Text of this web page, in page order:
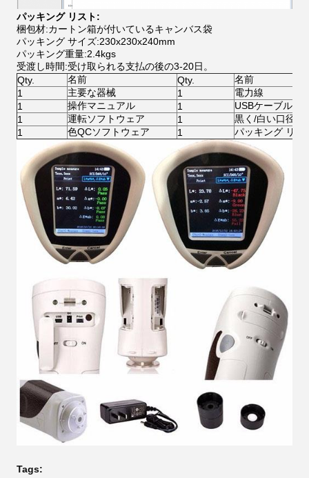
パッキング リスト:
梱包材:カートン箱が付いているキャンバス袋
パッキング サイズ:230x230x240mm
パッキング重量:2.4kgs
受渡し時間:受け取られる支払の後の3-20日。
Qty.
名前 Qty.
名前
1
主要な器械 1
電力線
1
操作マニュアル 1
USBケーブル
1
運転ソフトウェア 1
黒く/白い口径測
1
色QCソフトウェア 1 パッキング リス
Tags: